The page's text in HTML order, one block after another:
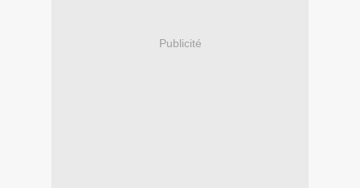
Publicité